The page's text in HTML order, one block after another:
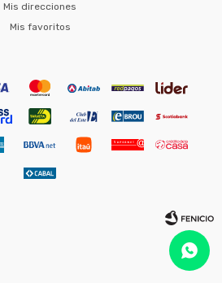
Mis direcciones
Mis favoritos